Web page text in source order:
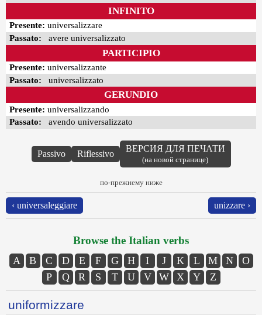
INFINITO
Presente: universalizzare
Passato: avere universalizzato
PARTICIPIO
Presente: universalizzante
Passato: universalizzato
GERUNDIO
Presente: universalizzando
Passato: avendo universalizzato
Passivo Riflessivo
ВЕРСИЯ ДЛЯ ПЕЧАТИ
(на новой странице)
по-прежнему ниже
‹ universaleggiare unizzare ›
Browse the Italian verbs
A B C D E F G H I J K L M N
O
P
Q R S T U V W X Y Z
uniformizzare